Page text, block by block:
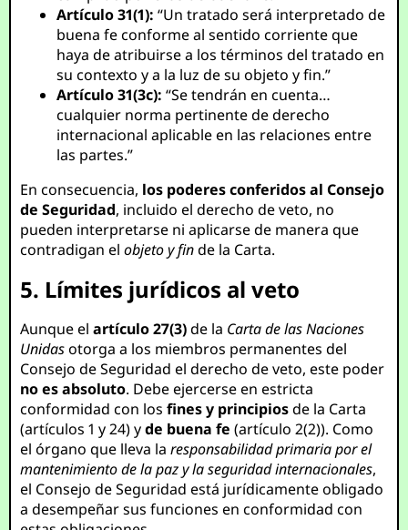
Artículo 31(1): “Un tratado será interpretado de
buena fe conforme al sentido corriente que
haya de atribuirse a los términos del tratado en
su contexto y a la luz de su objeto y fin.”
Artículo 31(3c): “Se tendrán en cuenta…
cualquier norma pertinente de derecho
internacional aplicable en las relaciones entre
las partes.”
En consecuencia, los poderes conferidos al Consejo
de Seguridad, incluido el derecho de veto, no
pueden interpretarse ni aplicarse de manera que
contradigan elobjeto y finde la Carta.
5. Límites jurídicos al veto
Aunque elartículo 27(3)de la Carta de las Naciones
Unidasotorga a los miembros permanentes del
Consejo de Seguridad el derecho de veto, este poder
no es absoluto. Debe ejercerse en estricta
conformidad con losfines y principiosde la Carta
(artículos 1 y 24) yde buena fe (artículo 2(2)). Como
el órgano que lleva laresponsabilidad primaria por el
mantenimiento de la paz y la seguridad internacionales,
el Consejo de Seguridad está jurídicamente obligado
a desempeñar sus funciones en conformidad con